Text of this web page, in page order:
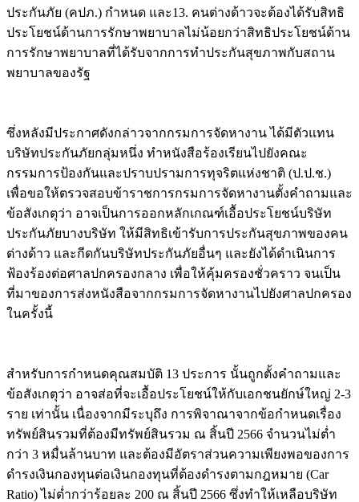
ประกันภัย (คปภ.) กำหนด และ13. คนต่างด้าวจะต้องได้รับสิทธิ
ประโยชน์ด้านการรักษาพยาบาลไม่น้อยกว่าสิทธิประโยชน์ด้าน
การรักษาพยาบาลที่ได้รับจากการทำประกันสุขภาพกับสถาน
พยาบาลของรัฐ
ซึ่งหลังมีประกาศดังกล่าวจากกรมการจัดหางาน ได้มีตัวแทน
บริษัทประกันภัยกลุ่มหนึ่ง ทำหนังสือร้องเรียนไปยังคณะ
กรรมการป้องกันและปราบปรามการทุจริตแห่งชาติ (ป.ป.ช.)
เพื่อขอให้ตรวจสอบข้าราชการกรมการจัดหางานตั้งคำถามและ
ข้อสังเกตุว่า อาจเป็นการออกหลักเกณฑ์เอื้อประโยชน์บริษัท
ประกันภัยบางบริษัท ให้มีสิทธิเข้ารับการประกันสุขภาพของคน
ต่างด้าว และกีดกันบริษัทประกันภัยอื่นๆ และยังได้ดำเนินการ
ฟ้องร้องต่อศาลปกครองกลาง เพื่อให้คุ้มครองชั่วคราว จนเป็น
ที่มาของการส่งหนังสือจากกรมการจัดหางานไปยังศาลปกครอง
ในครั้งนี้
สำหรับการกำหนดคุณสมบัติ 13 ประการ นั้นถูกตั้งคำถามและ
ข้อสังเกตุว่า อาจส่อที่จะเอื้อประโยชน์ให้กับเอกชนยักษ์ใหญ่ 2-3
ราย เท่านั้น เนื่องจากมีระบุถึง การพิจาณาจากข้อกำหนดเรื่อง
ทรัพย์สินรวมที่ต้องมีทรัพย์สินรวม ณ สิ้นปี 2566 จำนวนไม่ต่ำ
กว่า 3 หมื่นล้านบาท และต้องมีอัตราส่วนความเพียงพอของการ
ดำรงเงินกองทุนต่อเงินกองทุนที่ต้องดำรงตามกฎหมาย (Car
Ratio) ไม่ต่ำกว่าร้อยละ 200 ณ สิ้นปี 2566 ซึ่งทำให้เหลือบริษัท